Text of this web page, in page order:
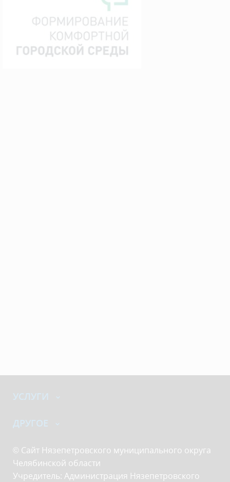
УСЛУГИ
ДРУГОЕ
© Сайт Нязепетровского муниципального округа
Челябинской области
Учредитель: Администрация Нязепетровского